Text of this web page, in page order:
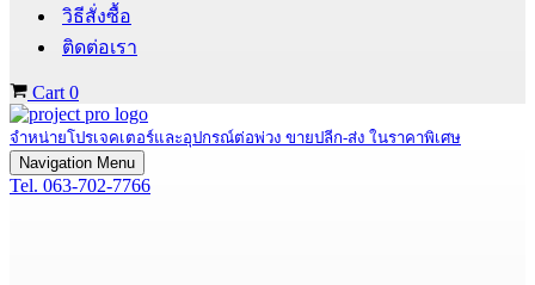
วิธีสั่งซื้อ
ติดต่อเรา
Cart 0
จำหน่ายโปรเจคเตอร์และอุปกรณ์ต่อพ่วง ขายปลีก-ส่ง ในราคาพิเศษ
Navigation Menu
Tel. 063-702-7766